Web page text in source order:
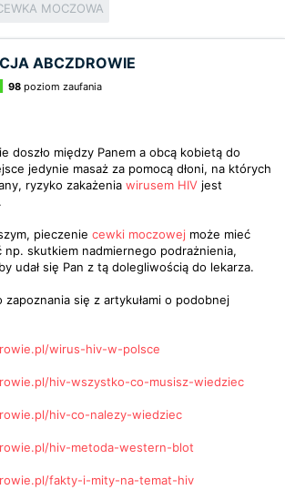
MOCZOWA
ABCZDROWIE
98 poziom zaufania
doszło między Panem a obcą kobietą do
jedynie masaż za pomocą dłoni, na których
ryzyko zakażenia wirusem HIV jest
pieczenie cewki moczowej może mieć
np. skutkiem nadmiernego podrażnienia,
udał się Pan z tą dolegliwością do lekarza.
zapoznania się z artykułami o podobnej
wirus-hiv-w-polsce
hiv-wszystko-co-musisz-wiedziec
hiv-co-nalezy-wiedziec
hiv-metoda-western-blot
fakty-i-mity-na-temat-hiv